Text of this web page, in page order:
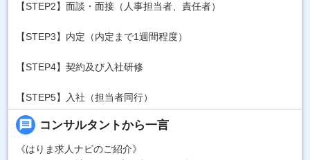
【STEP2】面談・面接（人事担当者、責任者）
【STEP3】内定（内定まで1週間程度）
【STEP4】契約及び入社研修
【STEP5】入社（担当者同行）
message コンサルタントから一言
《はりま求人ナビのご紹介》